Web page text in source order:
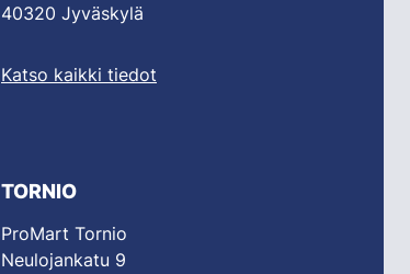
40320 Jyväskylä
Katso kaikki tiedot
TORNIO
ProMart Tornio
Neulojankatu 9